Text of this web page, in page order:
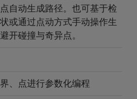
自动生成路径。也可基于检
或通过点动方式手动操作生
开碰撞与奇异点。
、点进行参数化编程